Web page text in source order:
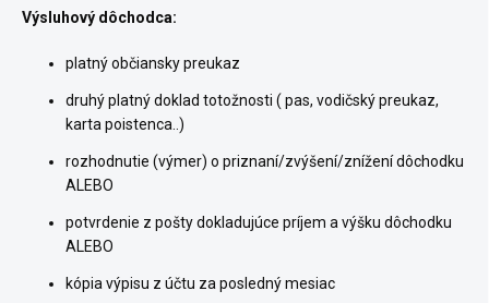
Výsluhový dôchodca:
platný občiansky preukaz
druhý platný doklad totožnosti ( pas, vodičský preukaz,
karta poistenca..)
rozhodnutie (výmer) o priznaní/zvýšení/znížení dôchodku
ALEBO
potvrdenie z pošty dokladujúce príjem a výšku dôchodku
ALEBO
kópia výpisu z účtu za posledný mesiac